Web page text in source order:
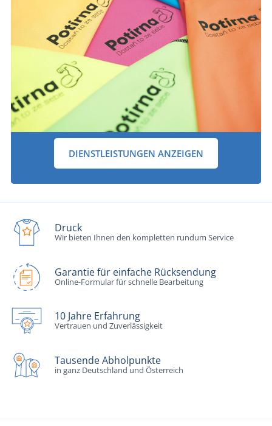
DIENSTLEISTUNGEN ANZEIGEN
Druck
Wir bieten Ihnen den kompletten rundum Service
Garantie für einfache Rücksendung
Online-Formular für schnelle Bearbeitung
10 Jahre Erfahrung
Vertrauen und Zuverlässigkeit
Tausende Abholpunkte
in ganz Deutschland und Österreich